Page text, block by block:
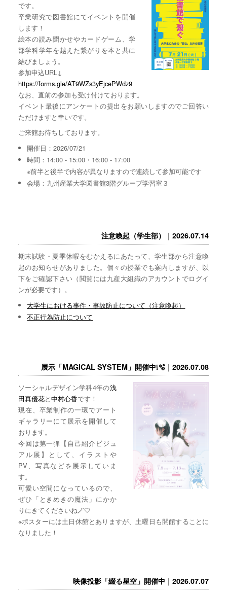
です。
卒業研究で図書館にてイベントを開催
します！
絵本の読み聞かせやカードゲーム、学
部学科学年を越えた繋がりを本と共に
結びましょう。
参加申込URL↓
https://forms.gle/AT9WZs3yEjcePWdz9
なお、直前の参加も受け付けております。
イベント最後にアンケートの提出をお願いしますのでご回答い
ただけますと幸いです。
ご来館お待ちしております。
開催日：2026/07/21
時間：14:00 - 15:00・16:00 - 17:00
※前半と後半で内容が異なりますので連続して参加可能です
会場：九州産業大学図書館3階グループ学習室３
注意喚起（学生部）｜2026.07.14
期末試験・夏季休暇をむかえるにあたって、学生部から注意喚
起のお知らせがありました。個々の授業でも案内しますが、以
下をご確認下さい（閲覧には九産大組織のアカウントでログイ
ンが必要です）。
大学生における事件・事故防止について（注意喚起）
不正行為防止について
展示「MAGICAL SYSTEM」開催中❕🫧｜2026.07.08
ソーシャルデザイン学科4年の浅
田真優花と中村心香です！
現在、卒業制作の一環でアート
ギャラリーにて展示を開催して
おります。
今回は第一弾【自己紹介ビジュ
アル展】として、イラストや
PV、写真などを展示していま
す。
可愛い空間になっているので、
ぜひ「ときめきの魔法」にかか
りにきてくださいね🪄🤍
※ポスターには土日休館とありますが、土曜日も開館することに
なりました！
映像投影「綴る星空」開催中｜2026.07.07